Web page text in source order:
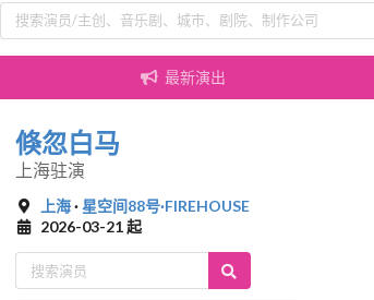
最新演出
倏忽白马
上海驻演
上海·星空间88号·FIREHOUSE
2026-03-21 起